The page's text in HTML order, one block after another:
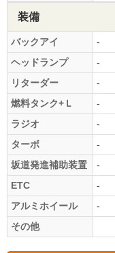
装備
バックアイ
-
ヘッドランプ
-
リターダー
-
燃料タンク+Ｌ
-
ラジオ
-
ターボ
-
坂道発進補助装置
-
ETC
-
アルミホイール
-
その他